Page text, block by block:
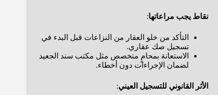
نقاط يجب مراعاتها:
التأكد من خلو العقار من النزاعات قبل البدء في
تسجيل صك عقاري.
الاستعانة بمحامٍ متخصص مثل مكتب سند الجعيد
لضمان الإجراءات دون أخطاء.
الأثر القانوني للتسجيل العيني: